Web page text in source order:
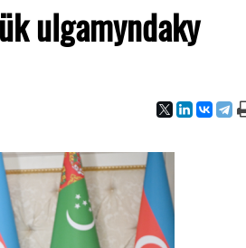
ulgamyndaky